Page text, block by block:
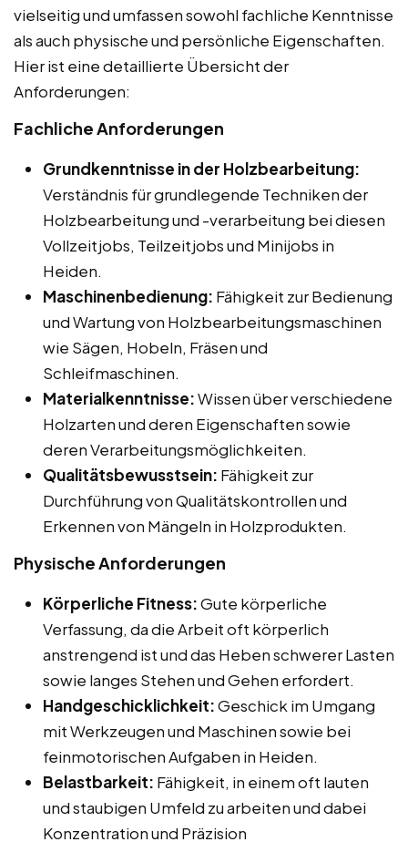
vielseitig und umfassen sowohl fachliche Kenntnisse
als auch physische und persönliche Eigenschaften.
Hier ist eine detaillierte Übersicht der
Anforderungen:
Fachliche Anforderungen
Grundkenntnisse in der Holzbearbeitung:
Verständnis für grundlegende Techniken der
Holzbearbeitung und -verarbeitung bei diesen
Vollzeitjobs, Teilzeitjobs und Minijobs in
Heiden.
Maschinenbedienung: Fähigkeit zur Bedienung
und Wartung von Holzbearbeitungsmaschinen
wie Sägen, Hobeln, Fräsen und
Schleifmaschinen.
Materialkenntnisse:Wissen über verschiedene
Holzarten und deren Eigenschaften sowie
deren Verarbeitungsmöglichkeiten.
Qualitätsbewusstsein: Fähigkeit zur
Durchführung von Qualitätskontrollen und
Erkennen von Mängeln in Holzprodukten.
Physische Anforderungen
Körperliche Fitness:Gute körperliche
Verfassung, da die Arbeit oft körperlich
anstrengend ist und das Heben schwerer Lasten
sowie langes Stehen und Gehen erfordert.
Handgeschicklichkeit:Geschick im Umgang
mit Werkzeugen und Maschinen sowie bei
feinmotorischen Aufgaben in Heiden.
Belastbarkeit: Fähigkeit, in einem oft lauten
und staubigen Umfeld zu arbeiten und dabei
Konzentration und Präzision